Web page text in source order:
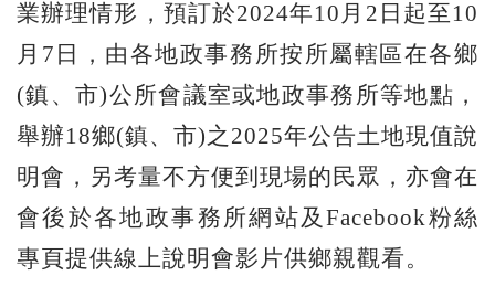
業辦理情形，預訂於2024年10月2日起至10
月7日，由各地政事務所按所屬轄區在各鄉
(鎮、市)公所會議室或地政事務所等地點，
舉辦18鄉(鎮、市)之2025年公告土地現值說
明會，另考量不方便到現場的民眾，亦會在
會後於各地政事務所網站及Facebook粉絲
專頁提供線上說明會影片供鄉親觀看。